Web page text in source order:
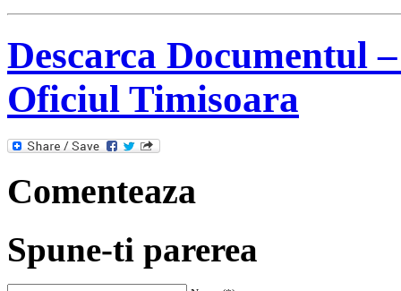
Descarca Documentul
Oficiul Timisoara
Comenteaza
Spune-ti parerea